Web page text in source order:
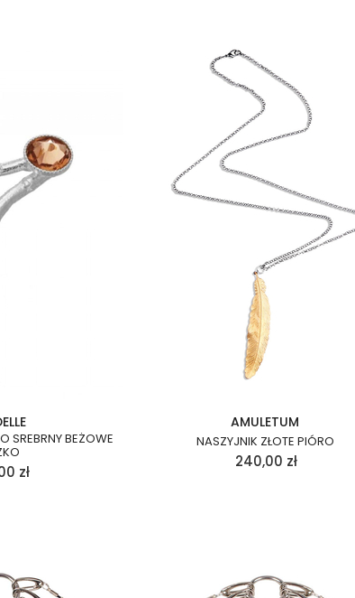
SREBRNY BEŻOWE
zł
AMULETUM
NASZYJNIK ZŁOTE PIÓRO
240,00 zł